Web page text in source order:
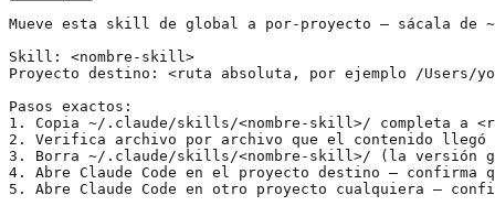
Mueve esta skill de global a por-proyecto — sácala
Skill: <nombre-skill>
Proyecto destino: <ruta absoluta, por ejemplo /Users/
Pasos exactos:
1. Copia ~/.claude/skills/<nombre-skill>/ completa a
2. Verifica archivo por archivo que el contenido llegó
3. Borra ~/.claude/skills/<nombre-skill>/ (la versión
4. Abre Claude Code en el proyecto destino —
5. Abre Claude Code en otro proyecto cualquiera —